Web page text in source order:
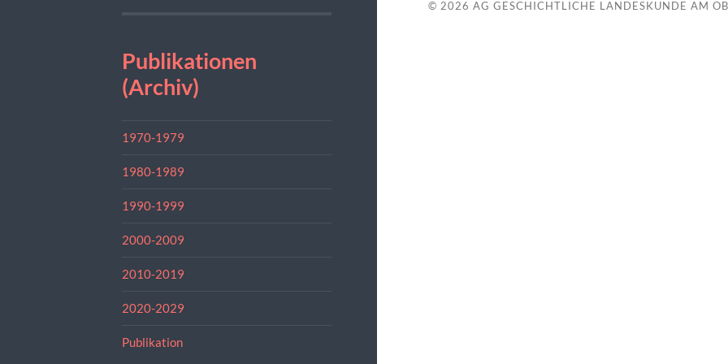
Publikationen
(Archiv)
1970-1979
1980-1989
1990-1999
2000-2009
2010-2019
2020-2029
Publikation
© 2026 AG GESCHICHTLICHE LANDESKUNDE AM